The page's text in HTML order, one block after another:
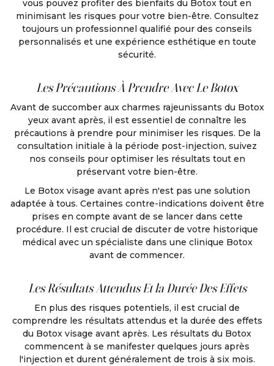
vous pouvez profiter des bienfaits du Botox tout en
minimisant les risques pour votre bien-être. Consultez
toujours un professionnel qualifié pour des conseils
personnalisés et une expérience esthétique en toute
sécurité.
Les Précautions À Prendre Avec Le Botox
Avant de succomber aux charmes rajeunissants du Botox
yeux avant après, il est essentiel de connaître les
précautions à prendre pour minimiser les risques. De la
consultation initiale à la période post-injection, suivez
nos conseils pour optimiser les résultats tout en
préservant votre bien-être.
Le Botox visage avant après n'est pas une solution
adaptée à tous. Certaines contre-indications doivent être
prises en compte avant de se lancer dans cette
procédure. Il est crucial de discuter de votre historique
médical avec un spécialiste dans une clinique Botox
avant de commencer.
Les Résultats Attendus Et la Durée Des Effets
En plus des risques potentiels, il est crucial de
comprendre les résultats attendus et la durée des effets
du Botox visage avant après. Les résultats du Botox
commencent à se manifester quelques jours après
l'injection et durent généralement de trois à six mois.